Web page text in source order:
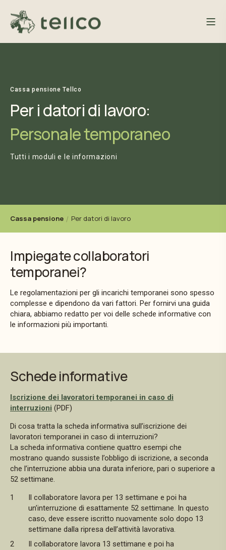
Cassa pensione Tellco
Per i datori di lavoro:
Personale temporaneo
Tutti i moduli e le informazioni
Cassa pensione Per datori di lavoro
Impiegate collaboratori
temporanei?
Le regolamentazioni per gli incarichi temporanei sono spesso
complesse e dipendono da vari fattori. Per fornirvi una guida
chiara, abbiamo redatto per voi delle schede informative con
le informazioni più importanti.
Schede informative
Iscrizione dei lavoratori temporanei in caso di
interruzioni (PDF)
Di cosa tratta la scheda informativa sull’iscrizione dei
lavoratori temporanei in caso di interruzioni?
La scheda informativa contiene quattro esempi che
mostrano quando sussiste l’obbligo di iscrizione, a seconda
che l’interruzione abbia una durata inferiore, pari o superiore a
52 settimane.
Il collaboratore lavora per 13 settimane e poi ha
un’interruzione di esattamente 52 settimane. In questo
caso, deve essere iscritto nuovamente solo dopo 13
settimane dalla ripresa dell’attività lavorativa.
Il collaboratore lavora 13 settimane e poi ha